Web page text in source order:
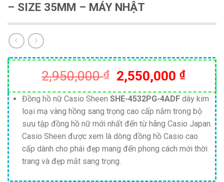
– SIZE 35MM – MÁY NHẬT
2,950,000₫
Giá
gốc
là:
2,950,000 ₫.
2,550,000 ₫Giá
hiện
tại
là:
Đồng hồ nữ Casio Sheen SHE-4532PG-4ADFdây kim
loại mạ vàng hồng sang trọng cao cấp nằm trong bộ
sưu tập đồng hồ nữ mới nhất đến từ hãng Casio Japan.
Casio Sheen được xem là dòng đồng hồ Casio cao
cấp dành cho phái đẹp mang đến phong cách mới thời
trang và đẹp mắt sang trọng.